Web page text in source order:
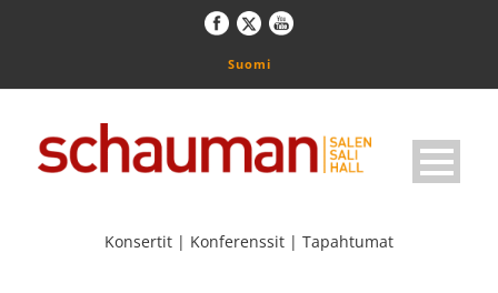
Suomi
Konsertit | Konferenssit | Tapahtumat